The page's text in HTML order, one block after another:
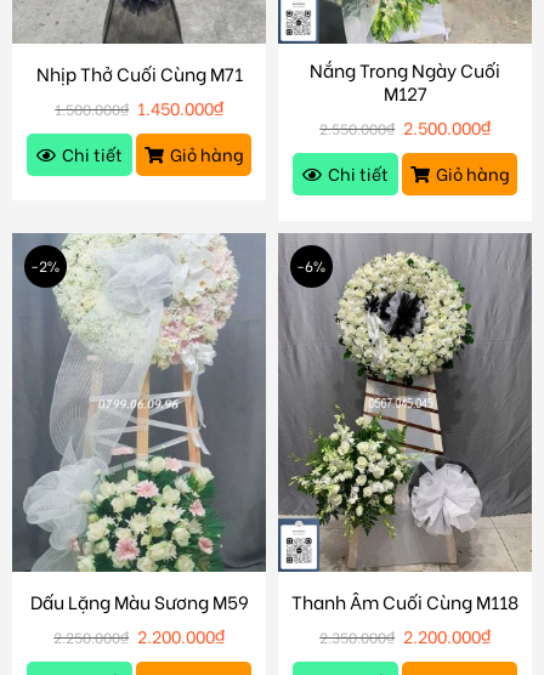
Nhịp Thở Cuối Cùng M71
1.500.000₫ 1.450.000₫
Chi tiết
Giỏ hàng
Nắng Trong Ngày Cuối
M127
2.550.000₫ 2.500.000₫
Chi tiết
Giỏ hàng
-2%
Dấu Lặng Màu Sương M59
2.250.000₫ 2.200.000₫
-6%
Thanh Âm Cuối Cùng M118
2.350.000₫ 2.200.000₫